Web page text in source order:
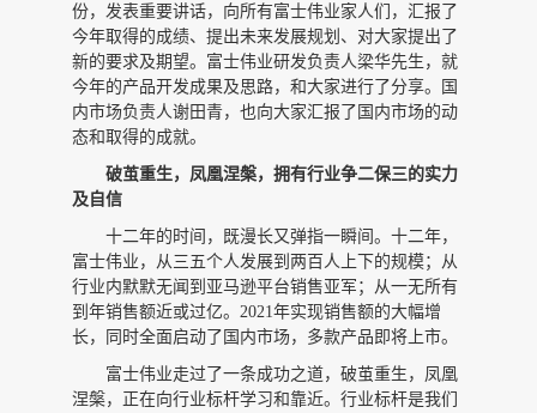
份，发表重要讲话，向所有富士伟业家人们，汇报了
今年取得的成绩、提出未来发展规划、对大家提出了
新的要求及期望。富士伟业研发负责人梁华先生，就
今年的产品开发成果及思路，和大家进行了分享。国
内市场负责人谢田青，也向大家汇报了国内市场的动
态和取得的成就。
破茧重生，凤凰涅槃，拥有行业争二保三的实力
及自信
十二年的时间，既漫长又弹指一瞬间。十二年，
富士伟业，从三五个人发展到两百人上下的规模；从
行业内默默无闻到亚马逊平台销售亚军；从一无所有
到年销售额近或过亿。 2021年实现销售额的大幅增
长，同时全面启动了国内市场，多款产品即将上市。
富士伟业走过了一条成功之道，破茧重生，凤凰
涅槃，
正在向行业标杆学习和靠近。行业标杆是我们